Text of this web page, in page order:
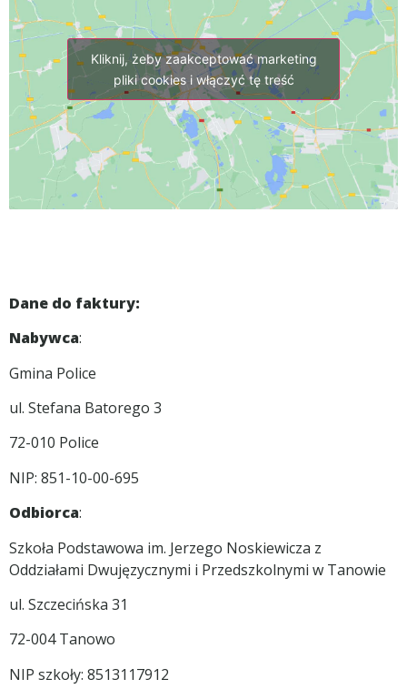
Kliknij, żeby zaakceptować marketing
pliki cookies i włączyć tę treść
Dane do faktury:
Nabywca:
Gmina Police
ul. Stefana Batorego 3
72-010 Police
NIP: 851-10-00-695
Odbiorca:
Szkoła Podstawowa im. Jerzego Noskiewicza z
Oddziałami Dwujęzycznymi i Przedszkolnymi w Tanowie
ul. Szczecińska 31
72-004 Tanowo
NIP szkoły: 8513117912